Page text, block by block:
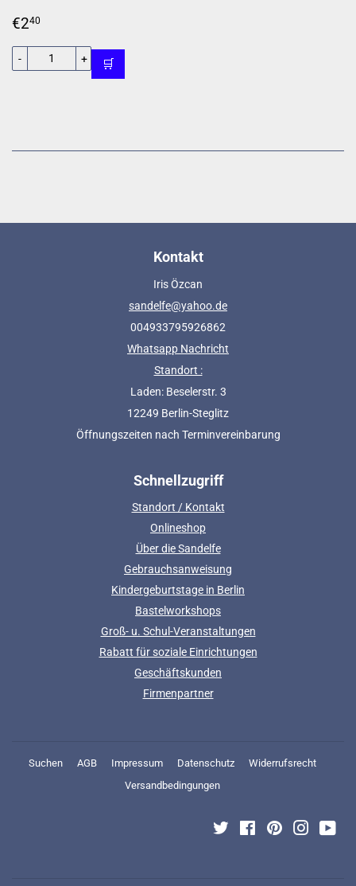
Normaler
€240
+
- 🛒
Kontakt
Iris Özcan
sandelfe@yahoo.de
004933795926862
Whatsapp Nachricht
Standort :
Laden: Beselerstr. 3
12249 Berlin-Steglitz
Öffnungszeiten nach Terminvereinbarung
Schnellzugriff
Standort / Kontakt
Onlineshop
Über die Sandelfe
Gebrauchsanweisung
Kindergeburtstage in Berlin
Bastelworkshops
Groß- u. Schul-Veranstaltungen
Rabatt für soziale Einrichtungen
Geschäftskunden
Firmenpartner
Suchen AGB Impressum Datenschutz
Widerrufsrecht
Versandbedingungen
Twitter FacebookPinterest